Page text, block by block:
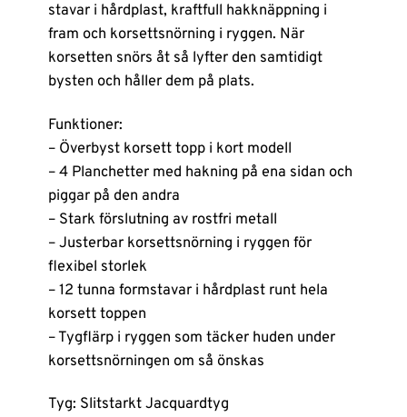
stavar i hårdplast, kraftfull hakknäppning i
fram och korsettsnörning i ryggen. När
korsetten snörs åt så lyfter den samtidigt
bysten och håller dem på plats.
Funktioner:
– Överbyst korsett topp i kort modell
– 4 Planchetter med hakning på ena sidan och
piggar på den andra
– Stark förslutning av rostfri metall
– Justerbar korsettsnörning i ryggen för
flexibel storlek
– 12 tunna formstavar i hårdplast runt hela
korsett toppen
– Tygflärp i ryggen som täcker huden under
korsettsnörningen om så önskas
Tyg: Slitstarkt Jacquardtyg